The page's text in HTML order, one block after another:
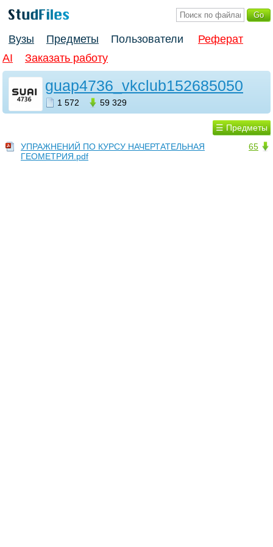
Вузы Предметы Пользователи
Реферат
AI
Заказать работу
guap4736_vkclub152685050
1 572 59 329
☰ Предметы
65
УПРАЖНЕНИЙ ПО КУРСУ НАЧЕРТАТЕЛЬНАЯ
ГЕОМЕТРИЯ.pdf